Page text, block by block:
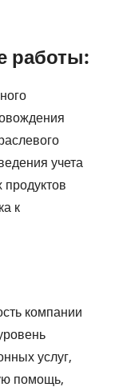
работы:
учета
к
компании
услуг,
помощь,